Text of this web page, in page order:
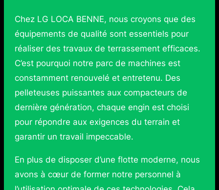
Chez LG LOCA BENNE, nous croyons que des
équipements de qualité sont essentiels pour
réaliser des travaux de terrassement efficaces.
C’est pourquoi notre parc de machines est
constamment renouvelé et entretenu. Des
pelleteuses puissantes aux compacteurs de
dernière génération, chaque engin est choisi
pour répondre aux exigences du terrain et
garantir un travail impeccable.
En plus de disposer d’une flotte moderne, nous
avons à cœur de former notre personnel à